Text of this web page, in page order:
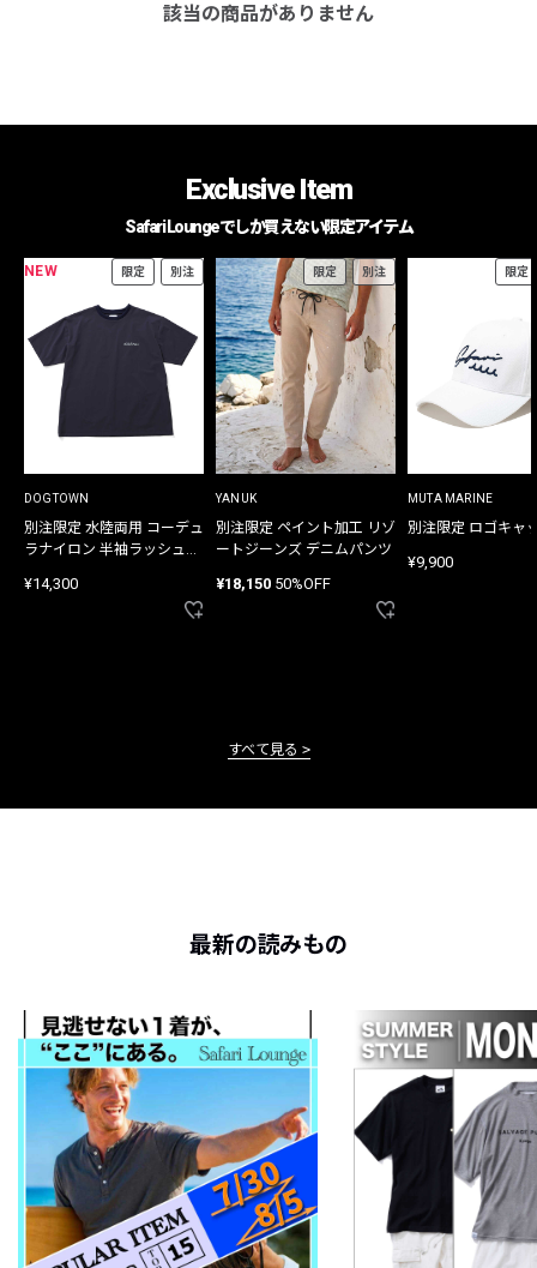
該当の商品がありません
Exclusive Item
Safari Loungeでしか買えない限定アイテム
NEW 限定 別注
DOGTOWN
別注限定 水陸両用 コーデュ
ラナイロン 半袖ラッシュガ
¥14,300
限定 別注
YANUK
別注限定 ペイント加工 リゾ
ートジーンズ デニムパンツ
¥18,150 50%OFF
限定
MUTA MARINE
別注限定 ロゴキャ
¥9,900
すべて見る
最新の読みもの